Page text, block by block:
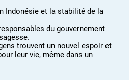
Indonésie et la stabilité de la
du gouvernement
trouvent un nouvel espoir et
leur vie, même dans un